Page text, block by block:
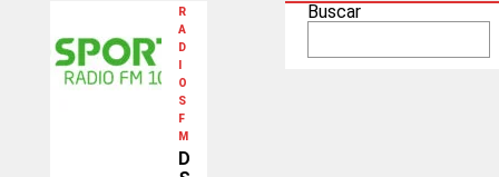
R
A
D
O
S
F
M
D
Buscar